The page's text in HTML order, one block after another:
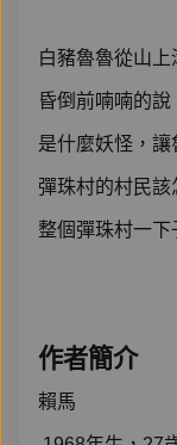
白豬魯魯從山上
昏倒前喃喃的
是什麼妖怪，讓
彈珠村的村民該
整個彈珠村一
作者簡介
賴馬